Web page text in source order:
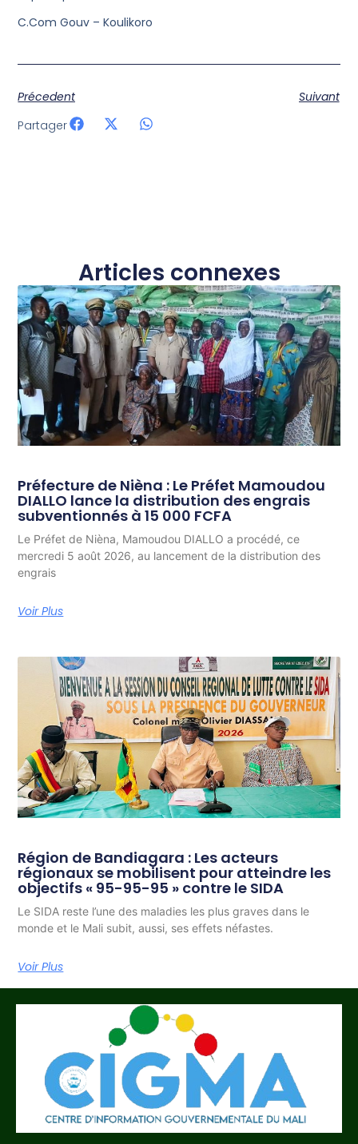
C.Com Gouv – Koulikoro
Précedent
Suivant
Partager
Articles connexes
Préfecture de Nièna : Le Préfet Mamoudou
DIALLO lance la distribution des engrais
subventionnés à 15 000 FCFA
Le Préfet de Nièna, Mamoudou DIALLO a procédé, ce
mercredi 5 août 2026, au lancement de la distribution des
engrais
Voir Plus
Région de Bandiagara : Les acteurs
régionaux se mobilisent pour atteindre les
objectifs « 95-95-95 » contre le SIDA
Le SIDA reste l’une des maladies les plus graves dans le
monde et le Mali subit, aussi, ses effets néfastes.
Voir Plus